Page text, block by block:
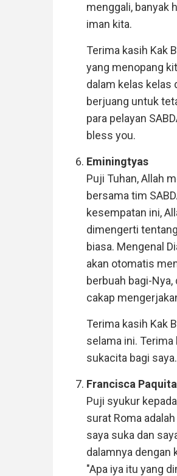
menggali, banyak
iman kita.
Terima kasih Kak
yang menopang
dalam kelas kelas
berjuang untuk
para pelayan
bless you.
Eminingtyas
Puji Tuhan, Allah
bersama tim
kesempatan ini,
dimengerti
biasa. Mengenal
akan otomatis
berbuah bagi-
cakap
Terima kasih Kak
selama ini.
sukacita bagi
Francisca Paquita
Puji syukur
surat Roma
saya suka dan
dalamnya dengan
"Apa iya itu yang